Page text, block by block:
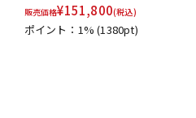
販売価格¥151,800(税込)
ポイント：1%(1380pt)